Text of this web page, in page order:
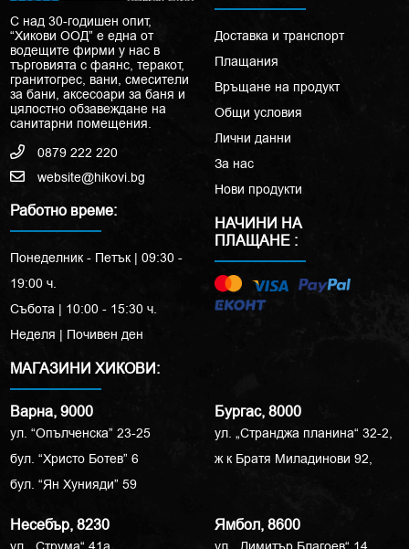
С над 30-годишен опит,
“Хикови ООД” е една от
водещите фирми у нас в
търговията с фаянс, теракот,
гранитогрес, вани, смесители
за бани, аксесоари за баня и
цялостно обзавеждане на
санитарни помещения.
0879 222 220
website@hikovi.bg
Работно време:
Понеделник - Петък | 09:30 -
19:00 ч.
Събота | 10:00 - 15:30 ч.
Неделя | Почивен ден
Доставка и транспорт
Плащания
Връщане на продукт
Общи условия
Лични данни
За нас
Нови продукти
НАЧИНИ НА
ПЛАЩАНЕ :
МАГАЗИНИ ХИКОВИ:
Варна, 9000
ул. “Опълченска” 23-25
бул. “Христо Ботев” 6
бул. “Ян Хунияди” 59
Бургас, 8000
ул. „Странджа планина“ 32-2,
ж к Братя Миладинови 92,
Несебър, 8230 Ямбол, 8600